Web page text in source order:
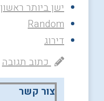
ישן ביותר ראשון
Random
דירוג
כתוב תגובה
צור קשר